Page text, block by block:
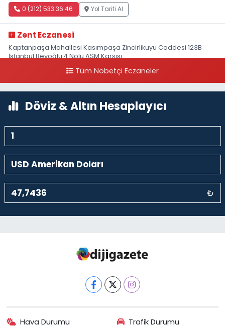
0 (212) 533 36 46 Yol Tarifi Al
Zent Eczanesi
Kaptanpaşa Mahallesi Kasımpaşa Zincirlikuyu Caddesi 123B
İstanbul Beyoğlu 4 Nolu ASM Karşısı
0 (212) 297 96 92 Yol Tarifi Al
Tüm Nöbetçi Eczaneler
Döviz & Altın Hesaplayıcı
₺
Hava Durumu Trafik Durumu